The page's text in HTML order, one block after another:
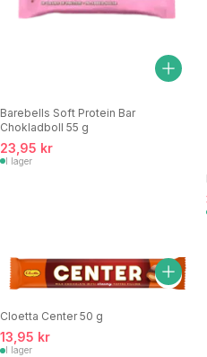
Barebells Soft Protein Bar
Chokladboll 55 g
23,95 kr
I lager
Cloetta Center 50 g
13,95 kr
I lager